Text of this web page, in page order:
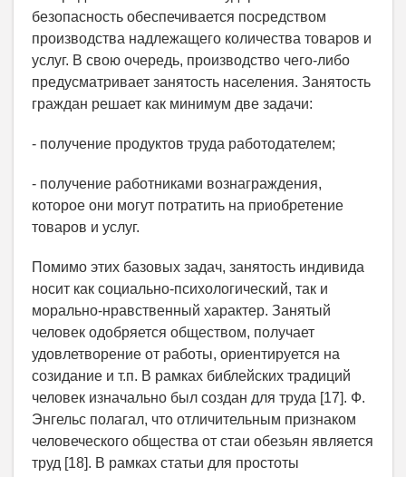
безопасность обеспечивается посредством
производства надлежащего количества товаров и
услуг. В свою очередь, производство чего-либо
предусматривает занятость населения. Занятость
граждан решает как минимум две задачи:
- получение продуктов труда работодателем;
- получение работниками вознаграждения,
которое они могут потратить на приобретение
товаров и услуг.
Помимо этих базовых задач, занятость индивида
носит как социально-психологический, так и
морально-нравственный характер. Занятый
человек одобряется обществом, получает
удовлетворение от работы, ориентируется на
созидание и т.п. В рамках библейских традиций
человек изначально был создан для труда [17]. Ф.
Энгельс полагал, что отличительным признаком
человеческого общества от стаи обезьян является
труд [18]. В рамках статьи для простоты